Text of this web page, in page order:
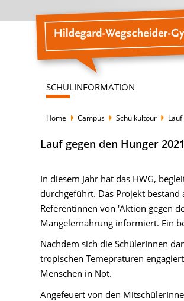
SCHULINFORMATION
Home Campus Schulkultour
Lauf gegen den Hunger 2021
In diesem Jahr hat das HWG,
durchgeführt. Das Projekt
Referentinnen von 'Aktion gegen
Mangelernährung informiert. Ein
Nachdem sich die SchülerInnen
tropischen Temepraturen
Menschen in Not.
Angefeuert von den